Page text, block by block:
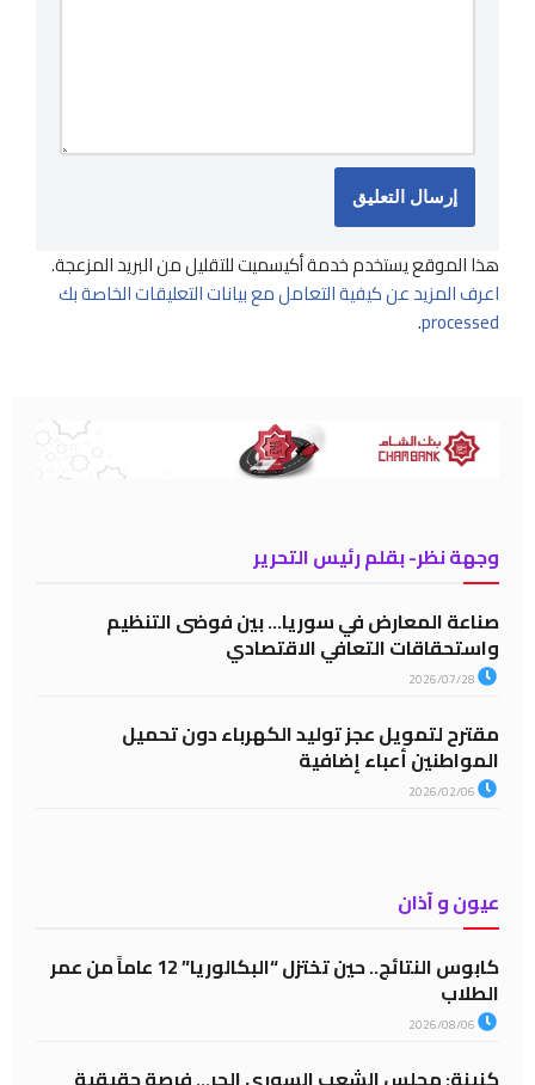
هذا الموقع يستخدم خدمة أكيسميت للتقليل من البريد المزعجة.
اعرف المزيد عن كيفية التعامل مع بيانات التعليقات الخاصة بك
processed
.
وجهة نظر- بقلم رئيس التحرير
صناعة المعارض في سوريا… بين فوضى التنظيم
واستحقاقات التعافي الاقتصادي
مقترح لتمويل عجز توليد الكهرباء دون تحميل
المواطنين أعباء إضافية
عيون و آذان
كابوس النتائج.. حين تختزل “البكالوريا” 12 عاماً من عمر
الطلاب